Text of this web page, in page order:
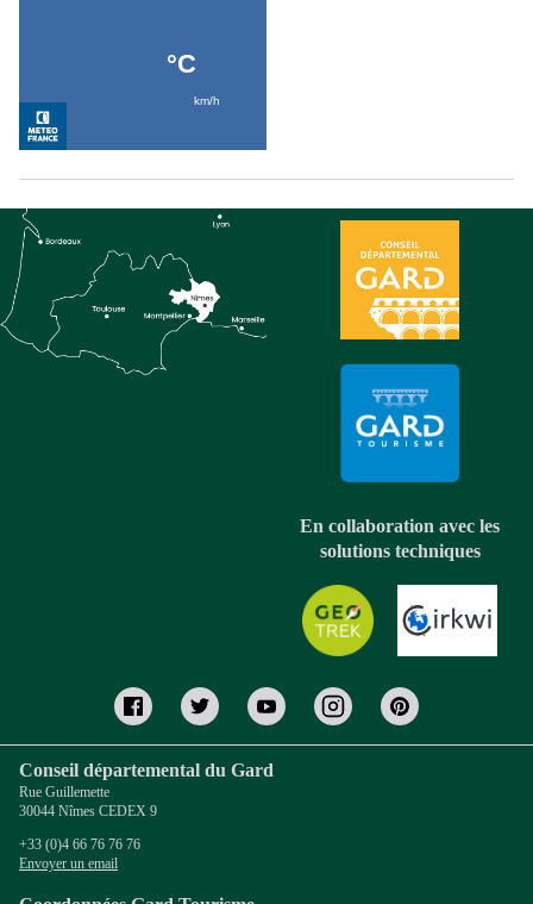
En collaboration avec les
solutions techniques
Conseil départemental du Gard
Rue Guillemette
30044 Nîmes CEDEX 9
+33 (0)4 66 76 76 76
Envoyer un email